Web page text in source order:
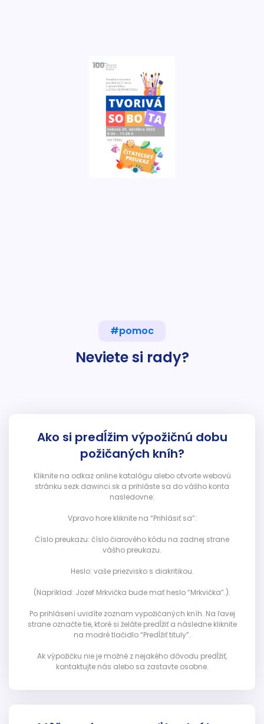
#pomoc
Neviete si rady?
Ako si predĺžim výpožičnú dobu
požičaných kníh?
Kliknite na odkaz online katalógu alebo otvorte webovú
stránku sezk.dawinci.sk a prihláste sa do vášho konta
nasledovne:
Vpravo hore kliknite na “Prihlásiť sa”:
Číslo preukazu: číslo čiarového kódu na zadnej strane
vášho preukazu.
Heslo: vaše priezvisko s diakritikou.
(Napríklad: Jozef Mrkvička bude mať heslo “Mrkvička”.).
Po prihlásení uvidíte zoznam vypožičaných kníh. Na ľavej
strane označte tie, ktoré si želáte predĺžiť a následne kliknite
na modré tlačidlo “Predĺžiť tituly”.
Ak výpožičku nie je možné z nejakého dôvodu predĺžiť,
kontaktujte nás alebo sa zastavte osobne.